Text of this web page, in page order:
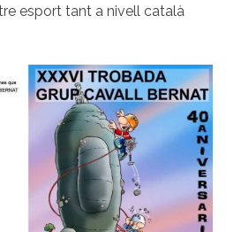
esport tant a nivell català